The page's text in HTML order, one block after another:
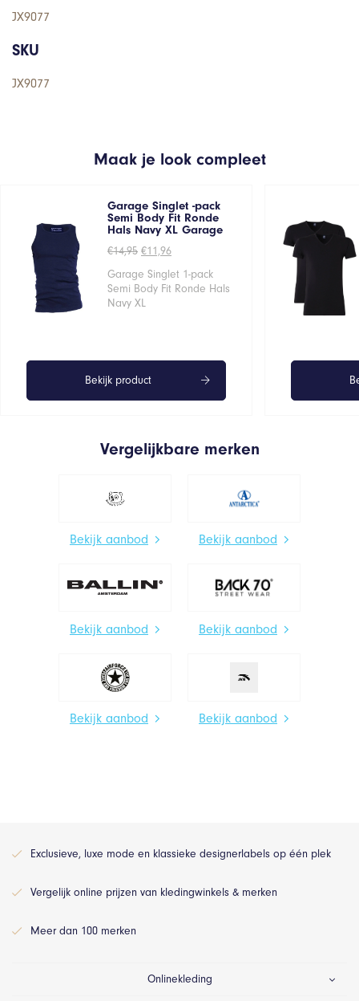
JX9077
SKU
JX9077
Maak je look compleet
Garage Singlet -pack
Semi Body Fit Ronde
Hals Navy XL Garage
€14,95 Oorspronkelijke
was:
€14,95.
€11,96Huidige
is:
€11,96.
Garage Singlet 1-pack
Semi Body Fit Ronde Hals
Navy XL
Bekijk product
Vergelijkbare merken
Bekijk aanbod Bekijk aanbod
Bekijk aanbod Bekijk aanbod
Bekijk aanbod Bekijk aanbod
Exclusieve, luxe mode en klassieke designerlabels op één plek
Vergelijk online prijzen van kledingwinkels & merken
Meer dan 100 merken
Onlinekleding